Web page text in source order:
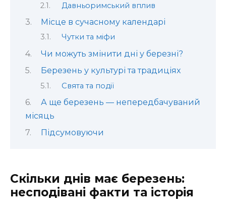
Давньоримський вплив
Місце в сучасному календарі
Чутки та міфи
Чи можуть змінити дні у березні?
Березень у культурі та традиціях
Свята та події
А ще березень — непередбачуваний
місяць
Підсумовуючи
Скільки днів має березень:
несподівані факти та історія